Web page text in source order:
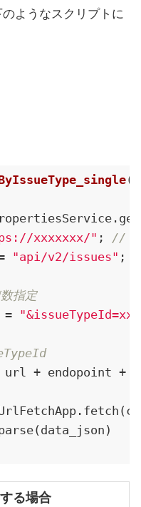
ようなスクリプトに
(
xxxxxxx/" ; //
"api/v2/issues" ;
指定
=
+ endopoint +
る場合